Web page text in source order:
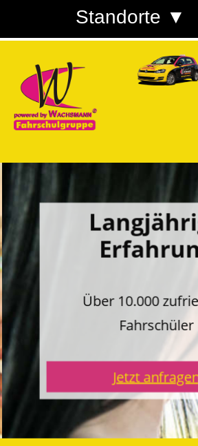
Standorte ▼
Langjährige
Erfahrung
Über 10.000 zufriedene
Fahrschüler
Jetzt anfragen